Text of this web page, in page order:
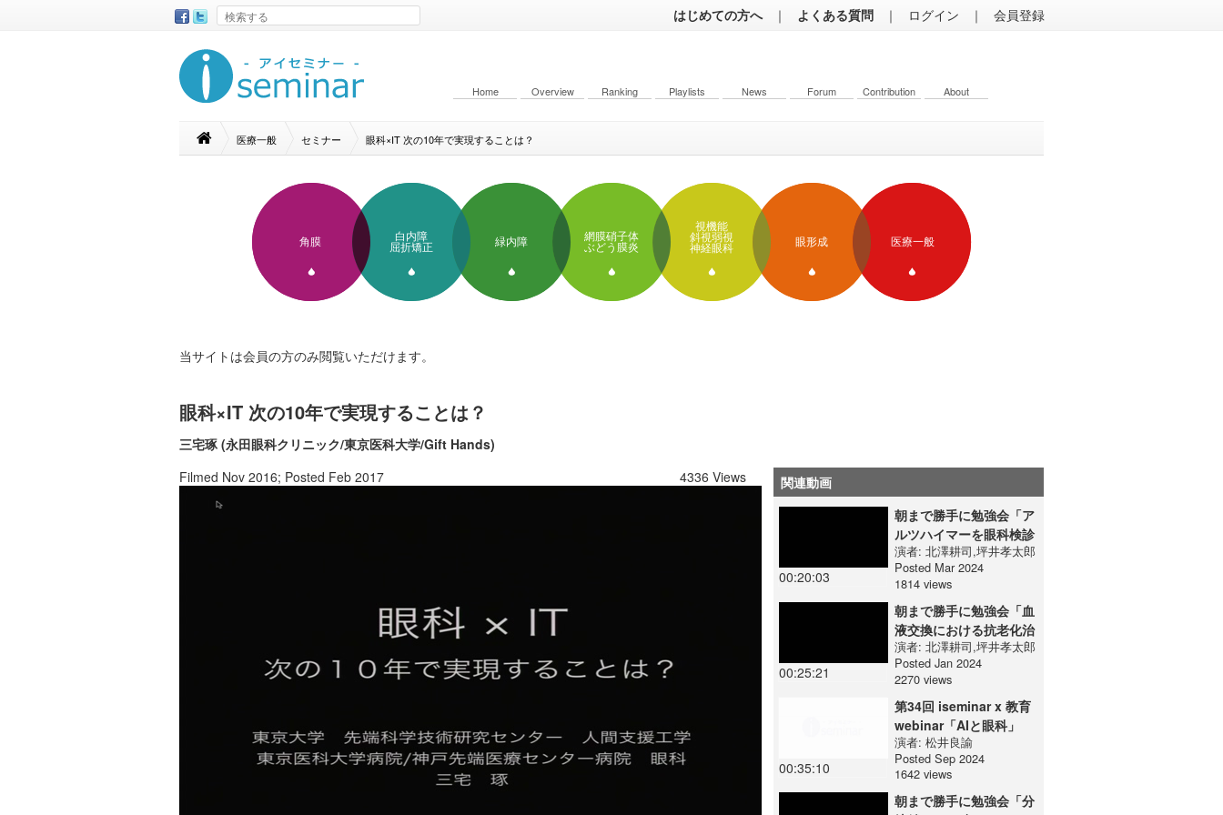
はじめての方へ ｜ よくある質問 ｜ ログイン ｜ 会員登録
Home Overview Ranking Playlists News Forum Contribution About
医療一般 セミナー 眼科×IT 次の10年で実現することは？
角膜
白内障
屈折矯正
緑内障
網膜硝子体
ぶどう膜炎
視機能
斜視弱視
神経眼科
眼形成 医療一般
当サイトは会員の方のみ閲覧いただけます。
眼科×IT 次の10年で実現することは？
三宅琢 (永田眼科クリニック/東京医科大学/Gift Hands)
Filmed Nov 2016; Posted Feb 2017
4336 Views 関連動画
00:20:03
朝まで勝手に勉強会「ア
ルツハイマーを眼科検診
で発見できる？」
演者:北澤耕司,坪井孝太郎
Posted Mar 2024
1814 views
00:25:21
朝まで勝手に勉強会「血
液交換における抗老化治
療」
演者:北澤耕司,坪井孝太郎
Posted Jan 2024
2270 views
00:35:10
第34回 iseminar x 教育
webinar「AIと眼科」
演者:松井良諭
Posted Sep 2024
1642 views
朝まで勝手に勉強会「分